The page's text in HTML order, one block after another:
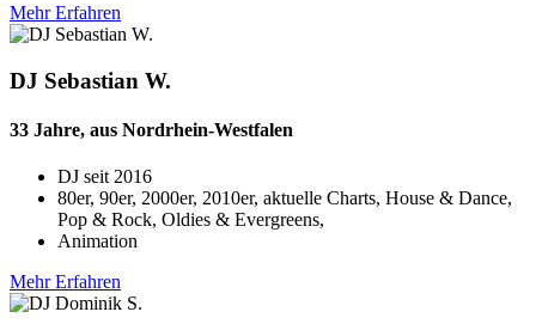
Mehr Erfahren
DJ Sebastian W.
33 Jahre, aus Nordrhein-Westfalen
DJ seit 2016
80er, 90er, 2000er, 2010er, aktuelle Charts, House & Dance,
Pop & Rock, Oldies & Evergreens,
Animation
Mehr Erfahren